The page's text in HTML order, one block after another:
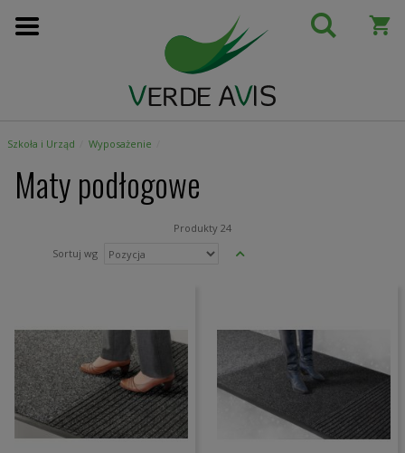
Przejdź
do
Szkoła i Urząd Wyposażenie
Maty podłogowe
Produkty 24
Sortuj wg
Ustaw